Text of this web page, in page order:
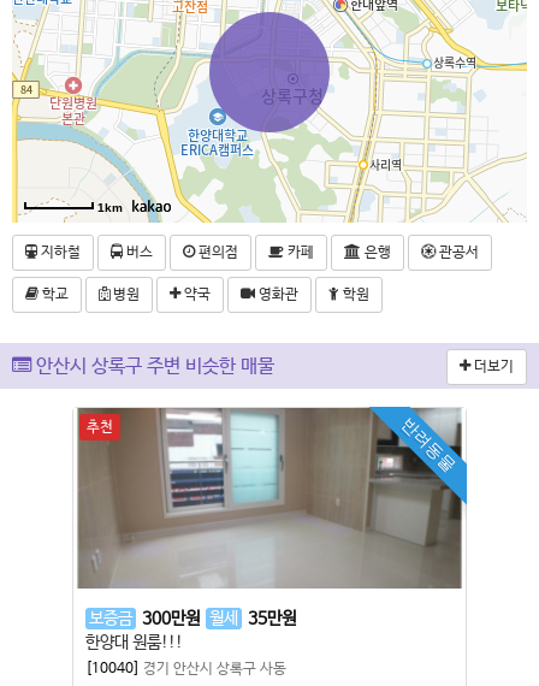
1km
지하철 버스 편의점 카페 은행 관공서
학교 병원 약국 영화관 학원
더보기
안산시 상록구 주변 비슷한 매물
반려동물
추천
보증금 300만원 월세 35만원
한양대 원룸!!!
[10040] 경기 안산시 상록구 사동